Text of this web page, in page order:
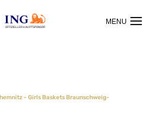
OFFIZIELLER HAUPTSPONSOR
– Girls Baskets Braunschweig-